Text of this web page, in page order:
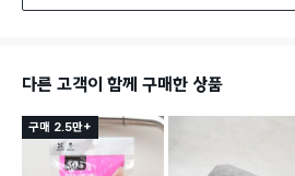
다른 고객이 함께 구매한 상품
구매 2.5만+